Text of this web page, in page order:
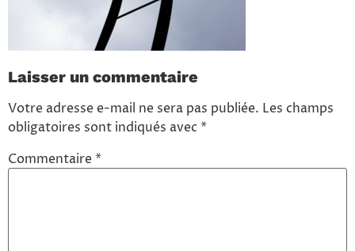
Laisser un commentaire
Votre adresse e-mail ne sera pas publiée. Les champs
obligatoires sont indiqués avec*
Commentaire*